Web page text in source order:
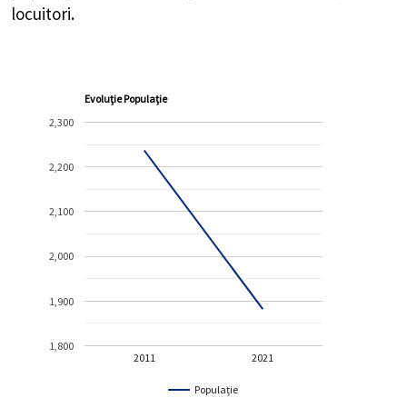
locuitori.
Evoluție Populație
Populație
2011 2021
1,800
1,900
2,000
2,100
2,200
2,300